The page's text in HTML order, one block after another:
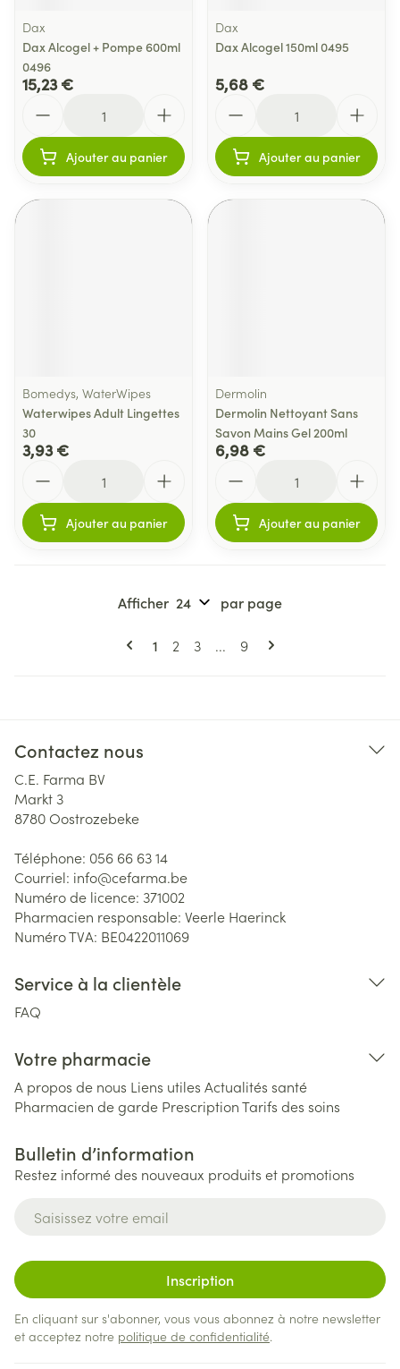
Dax
Dax Alcogel + Pompe 600ml
0496
15,23 €
Ajouter au panier
Dax
Dax Alcogel 150ml 0495
5,68 €
Ajouter au panier
Bomedys, WaterWipes
Waterwipes Adult Lingettes
30
3,93 €
Ajouter au panier
Dermolin
Dermolin Nettoyant Sans
Savon Mains Gel 200ml
6,98 €
Ajouter au panier
Pages
Vous lisez actuellement la page
1 Page
2 Page
3 ... Page
9
Afficher par page
Contactez nous
C.E. Farma BV
Markt 3
8780Oostrozebeke
Téléphone: 056 66 63 14
Courriel: info@cefarma.be
Numéro de licence: 371002
Pharmacien responsable: Veerle Haerinck
Numéro TVA: BE0422011069
Service à la clientèle
FAQ
Votre pharmacie
A propos de nous Liens utiles Actualités santé
Pharmacien de garde PrescriptionTarifs des soins
Bulletin d’information
Restez informé des nouveaux produits et promotions
Inscription
En cliquant sur s'abonner, vous vous abonnez à notre newsletter
et acceptez notre politique de confidentialité.